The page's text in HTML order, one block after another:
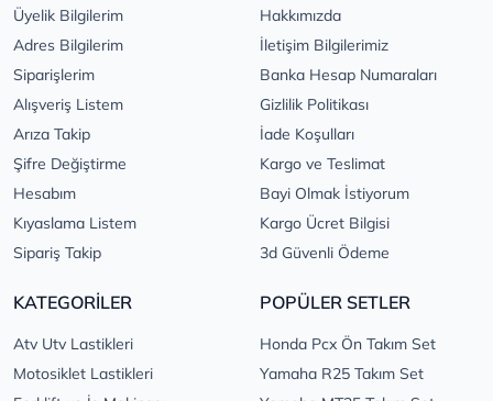
Üyelik Bilgilerim
Adres Bilgilerim
Siparişlerim
Alışveriş Listem
Arıza Takip
Şifre Değiştirme
Hesabım
Kıyaslama Listem
Sipariş Takip
Hakkımızda
İletişim Bilgilerimiz
Banka Hesap Numaraları
Gizlilik Politikası
İade Koşulları
Kargo ve Teslimat
Bayi Olmak İstiyorum
Kargo Ücret Bilgisi
3d Güvenli Ödeme
KATEGORİLER
Atv Utv Lastikleri
Motosiklet Lastikleri
POPÜLER SETLER
Honda Pcx Ön Takım Set
Yamaha R25 Takım Set